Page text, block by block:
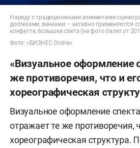
Наряду с традиционными элементами
доспехами, венками — активно применяются
конфетти, вспышки света (на фото балет от
Фото: «БИЗНЕС Online»
«Визуальное оформление
же противоречия, что и
хореографическая
Визуальное оформление
отражает те же противоречия,
хореографическая структура.